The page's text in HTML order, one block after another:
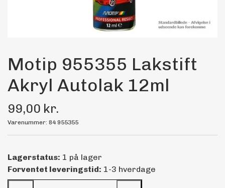
Olie
Kemi
Dæk & Fælge
Motip 955355 Lakstift
Akryl Autolak 12ml
99,00 kr.
Varenummer: 84 955355
Lagerstatus: 1 på lager
Forventet leveringstid: 1-3 hverdage